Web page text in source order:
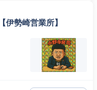
伊勢崎営業所】